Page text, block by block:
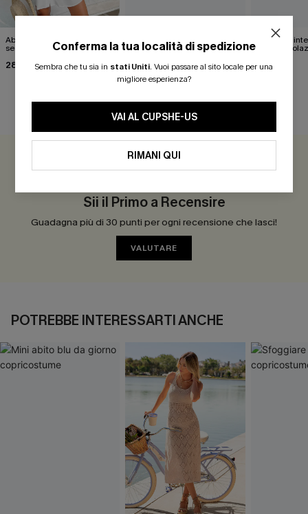
Abito copricostume in
seersucker con polsini da
28,00 €35,00 €
Mini abito beige Dreamy
Tides
21,00 €25,00 €
Costume
floreali
39,00 €
RECENSIONI DEI CLIENTI
Sii il Primo a Recensire
Guadagna più di 30 punti per ogni recensione che lasci!
VALUTARE
POTREBBE INTERESSARTI ANCHE
Conferma la tua località di spedizione
Sembra che tu sia in stati Uniti. Vuoi passare al sito locale per una
migliore esperienza?
VAI AL CUPSHE-US
RIMANI QUI